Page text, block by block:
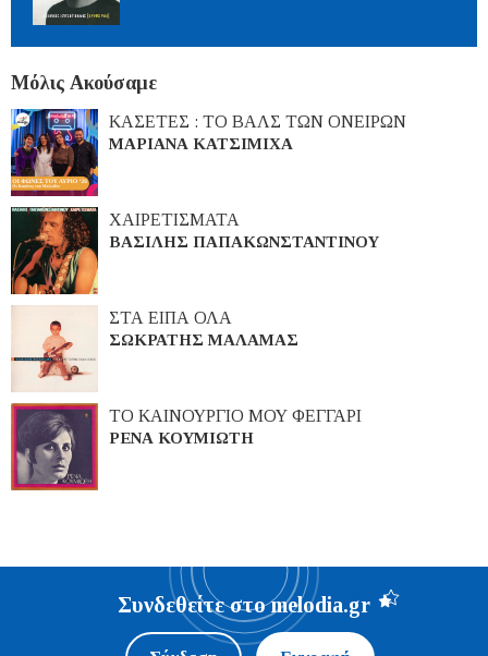
Μόλις Ακούσαμε
ΚΑΣΕΤΕΣ : ΤΟ ΒΑΛΣ ΤΩΝ ΟΝΕΙΡΩΝ
ΜΑΡΙΑΝΑ ΚΑΤΣΙΜΙΧΑ
ΧΑΙΡΕΤΙΣΜΑΤΑ
ΒΑΣΙΛΗΣ ΠΑΠΑΚΩΝΣΤΑΝΤΙΝΟΥ
ΣΤΑ ΕΙΠΑ ΟΛΑ
ΣΩΚΡΑΤΗΣ ΜΑΛΑΜΑΣ
ΤΟ ΚΑΙΝΟΥΡΓΙΟ ΜΟΥ ΦΕΓΓΑΡΙ
ΡΕΝΑ ΚΟΥΜΙΩΤΗ
Συνδεθείτε στο melodia.gr